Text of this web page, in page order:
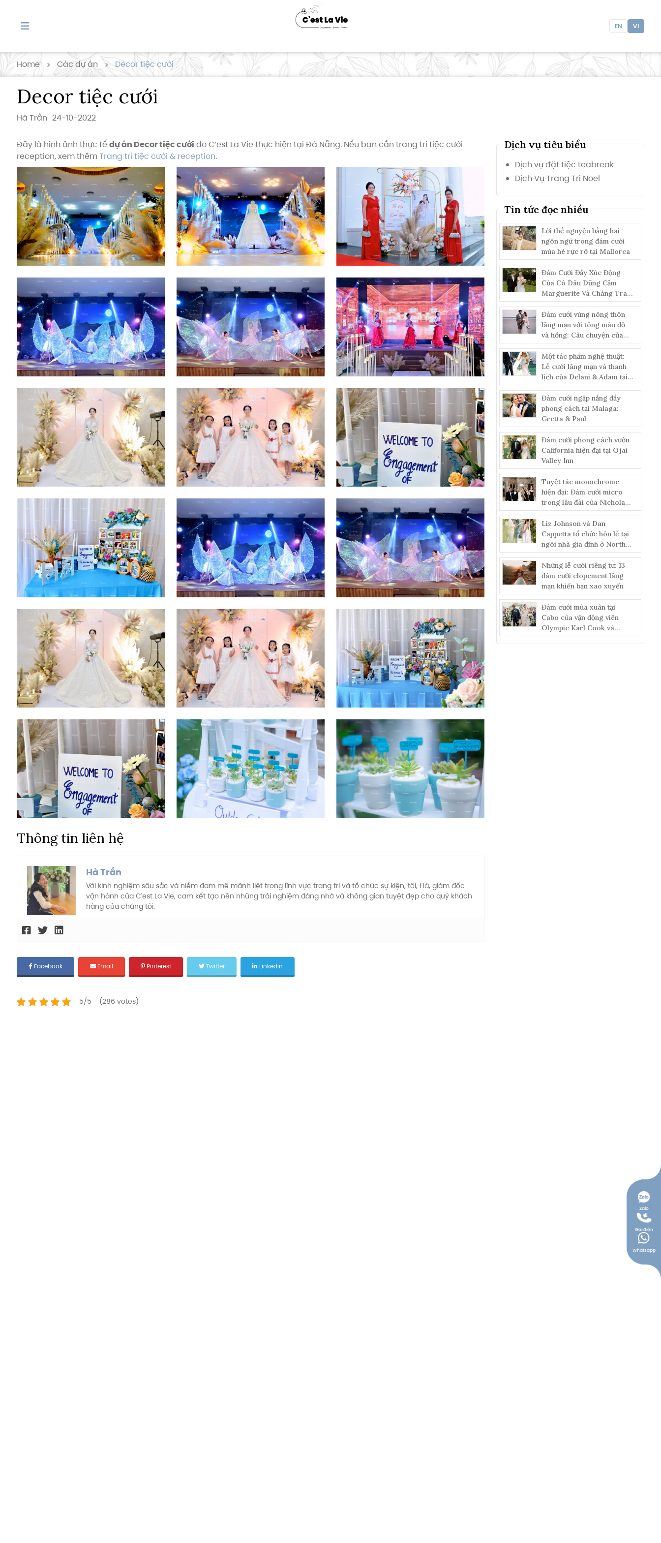
EN VI
Home Các dự án Decor tiệc cưới
Decor tiệc cưới
Hà Trần 24-10-2022
Đây là hình ảnh thực tếdự án Decor tiệc cưới do C’est La Vie thực hiện tại Đà Nẵng. Nếu bạn cần trang trí tiệc cưới
reception, xem thêmTrang trí tiệc cưới & reception.
Thông tin liên hệ
Hà Trần
Với kinh nghiệm sâu sắc và niềm đam mê mãnh liệt trong lĩnh vực trang trí và tổ chức sự kiện, tôi, Hà, giám đốc
vận hành của C'est La Vie, cam kết tạo nên những trải nghiệm đáng nhớ và không gian tuyệt đẹp cho quý khách
hàng của chúng tôi.
Facebook Email Pinterest Twitter Linkedin
5/5 - (286 votes)
Dịch vụ tiêu biểu
Dịch vụ đặt tiệc teabreak
Dịch Vụ Trang Trí Noel
Tin tức đọc nhiều
Lời thề nguyện bằng hai
ngôn ngữ trong đám cưới
mùa hè rực rỡ tại Mallorca
Đám Cưới Đầy Xúc Động
Của Cô Dâu Dũng Cảm
Marguerite Và Chàng Trai
Alex
Đám cưới vùng nông thôn
lãng mạn với tông màu đỏ
và hồng: Câu chuyện của
Diana & Thomas
Một tác phẩm nghệ thuật:
Lễ cưới lãng mạn và thanh
lịch của Delani & Adam tại
dinh thự cổ
Đám cưới ngập nắng đầy
phong cách tại Malaga:
Gretta & Paul
Đám cưới phong cách vườn
California hiện đại tại Ojai
Valley Inn
Tuyệt tác monochrome
hiện đại: Đám cưới micro
trong lâu đài của Nicholas
& Alyssa
Liz Johnson và Dan
Cappetta tổ chức hôn lễ tại
ngôi nhà gia đình ở North
Fork, Long Island
Những lễ cưới riêng tư: 13
đám cưới elopement lãng
mạn khiến bạn xao xuyến
Đám cưới mùa xuân tại
Cabo của vận động viên
Olympic Karl Cook và
doanh nhân Mackenzie
Zalo
Gọi điện
Whatsapp